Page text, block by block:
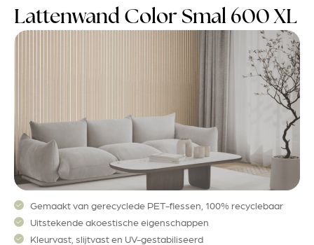
Lattenwand Color Smal 600 XL
Gemaakt van gerecyclede PET-flessen, 100% recyclebaar
Uitstekende akoestische eigenschappen
Kleurvast, slijtvast en UV-gestabiliseerd